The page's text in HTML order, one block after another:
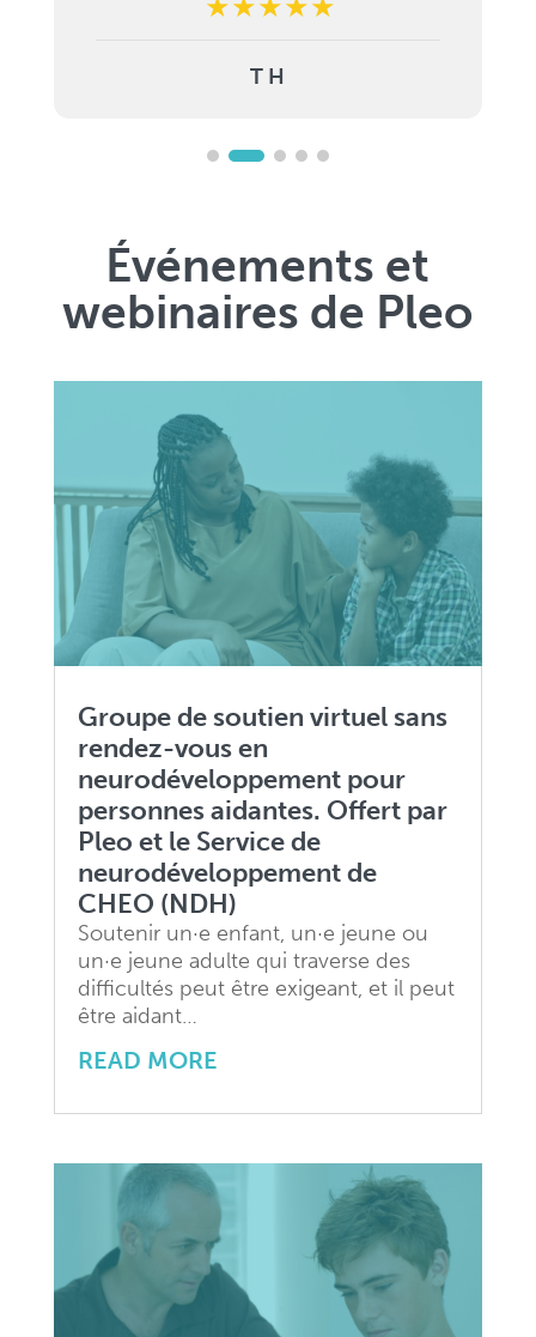
webinaires de Pleo
Groupe de soutien virtuel sans
rendez-vous en
neurodéveloppement pour
personnes aidantes. Offert par
neurodéveloppement de
CHEO (NDH)
Soutenir un·e enfant, un·e jeune ou
un·e jeune adulte qui traverse des
difficultés peut être exigeant, et il peut
être aidant…
READ MORE